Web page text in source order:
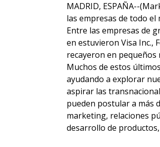
MADRID, ESPAÑA--
las empresas de todo
Entre las empresas de
en estuvieron Visa Inc.,
recayeron en pequeños
Muchos de estos
ayudando a explorar
aspirar las
pueden postular a más
marketing, relaciones
desarrollo de